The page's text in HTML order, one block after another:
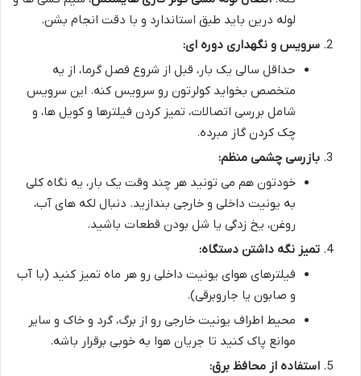
لوله درین باید طبق استاندارد و با دقت انجام بشن.
سرویس و نگهداری دوره ای:
حداقل سالی یک بار، قبل از شروع فصل گرما، از یه
متخصص بخواید کولرتون رو سرویس کنه. این سرویس
شامل بررسی اتصالات، تمیز کردن فیلترها و کویل ها، و
چک کردن گاز مبرده.
بازرسی چشمی منظم:
خودتون هم می تونید هر چند وقت یک بار، یه نگاه کلی
به یونیت داخلی و خارجی بندازید. دنبال لکه های آب،
روغن، یخ زدگی یا شل بودن قطعات باشید.
تمیز نگه داشتن دستگاه:
فیلترهای هوای یونیت داخلی رو هر ماه تمیز کنید (با آب
و صابون یا جاروبرقی).
محیط اطراف یونیت خارجی رو از برگ، گرد و خاک و سایر
موانع پاک کنید تا جریان هوا به خوبی برقرار باشه.
استفاده از محافظ برق: